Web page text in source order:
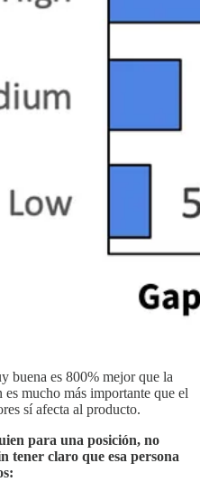
buena es 800% mejor que la
mucho más importante que el
sí afecta al producto.
para una posición, no
tener claro que esa persona